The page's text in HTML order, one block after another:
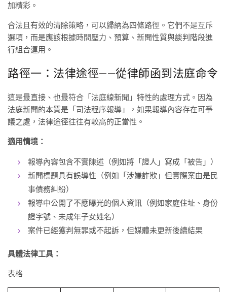
加精彩。
合法且有效的清除策略，可以歸納為四條路徑。它們不是互斥
選項，而是應該根據時間壓力、預算、新聞性質與談判階段進
行組合運用。
路徑一：法律途徑——從律師函到法庭命令
這是最直接、也最符合「法庭線新聞」特性的處理方式。因為
法庭新聞的本質是「司法程序報導」，如果報導內容存在可爭
議之處，法律途徑往往有較高的正當性。
適用情境：
報導內容包含不實陳述（例如將「證人」寫成「被告」）
新聞標題具有誤導性（例如「涉嫌詐欺」但實際案由是民
事債務糾紛）
報導中公開了不應曝光的個人資訊（例如家庭住址、身份
證字號、未成年子女姓名）
案件已經獲判無罪或不起訴，但媒體未更新後續結果
具體法律工具：
表格